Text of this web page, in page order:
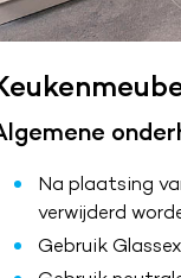
Na plaatsing
verwijderd
Gebruik